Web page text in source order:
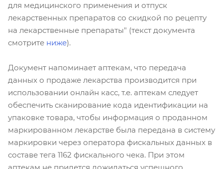
для медицинского применения и отпуск
лекарственных препаратов со скидкой по рецепту
на лекарственные препараты" (текст документа
смотрите ниже).
Документ напоминает аптекам, что передача
данных о продаже лекарства производится при
использовании онлайн касс, т.е. аптекам следует
обеспечить сканирование кода идентификации на
упаковке товара, чтобы информация о проданном
маркированном лекарстве была передана в систему
маркировки через оператора фискальных данных в
составе тега 1162 фискального чека. При этом